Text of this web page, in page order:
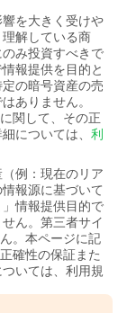
を大きく受けや
解している商
み投資すべきで
報提供を目的と
の暗号資産の売
ありません。
関して、その正
については、 利
例：現在のリア
報源に基づいて
情報提供目的で
ん。第三者サイ
。本ページに記
確性の保証また
いては、利用規